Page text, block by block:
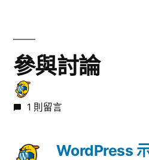
導
覽參與討論
1 則留言
WordPress